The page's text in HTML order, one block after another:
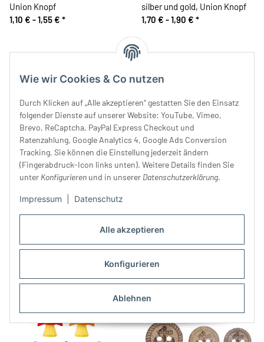
Alle akzeptieren
Konfigurieren
Ablehnen
Wie wir Cookies & Co nutzen
Durch Klicken auf „Alle akzeptieren“ gestatten Sie den Einsatz
folgender Dienste auf unserer Website: YouTube, Vimeo,
Brevo, ReCaptcha, PayPal Express Checkout und
Ratenzahlung, Google Analytics 4, Google Ads Conversion
Tracking. Sie können die Einstellung jederzeit ändern
(Fingerabdruck-Icon links unten). Weitere Details finden Sie
unter Konfigurieren und in unserer Datenschutzerklärung.
Impressum Datenschutz
Union Knopf
1,10 € -1,55 € *
silber und gold, Union Knopf
1,70 € -1,90 € *
Jacquardband GALON
Knopf
2,50 € -